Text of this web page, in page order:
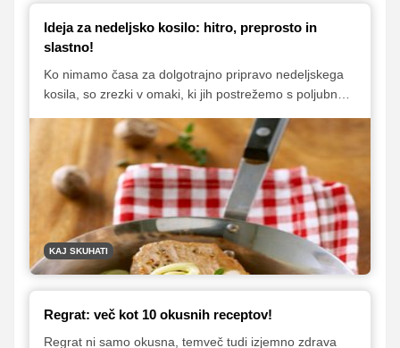
Ideja za nedeljsko kosilo: hitro, preprosto in
slastno!
Ko nimamo časa za dolgotrajno pripravo nedeljskega
kosila, so zrezki v omaki, ki jih postrežemo s poljubno
kombinacijo svinjskih zrezkov v smetanovi omaki in
krompirjevih cmokov. Zraven se seveda prileže velika
skleda sezonske solate. Za konec nedeljskega kosila
pa še sočen limonin kolač s pomarančnim oblivom, ki
se bo zagotovo posrečil tudi tistim, ki v kuhinji niso tako
zelo spretni.
KAJ SKUHATI
Regrat: več kot 10 okusnih receptov!
Regrat ni samo okusna, temveč tudi izjemno zdrava